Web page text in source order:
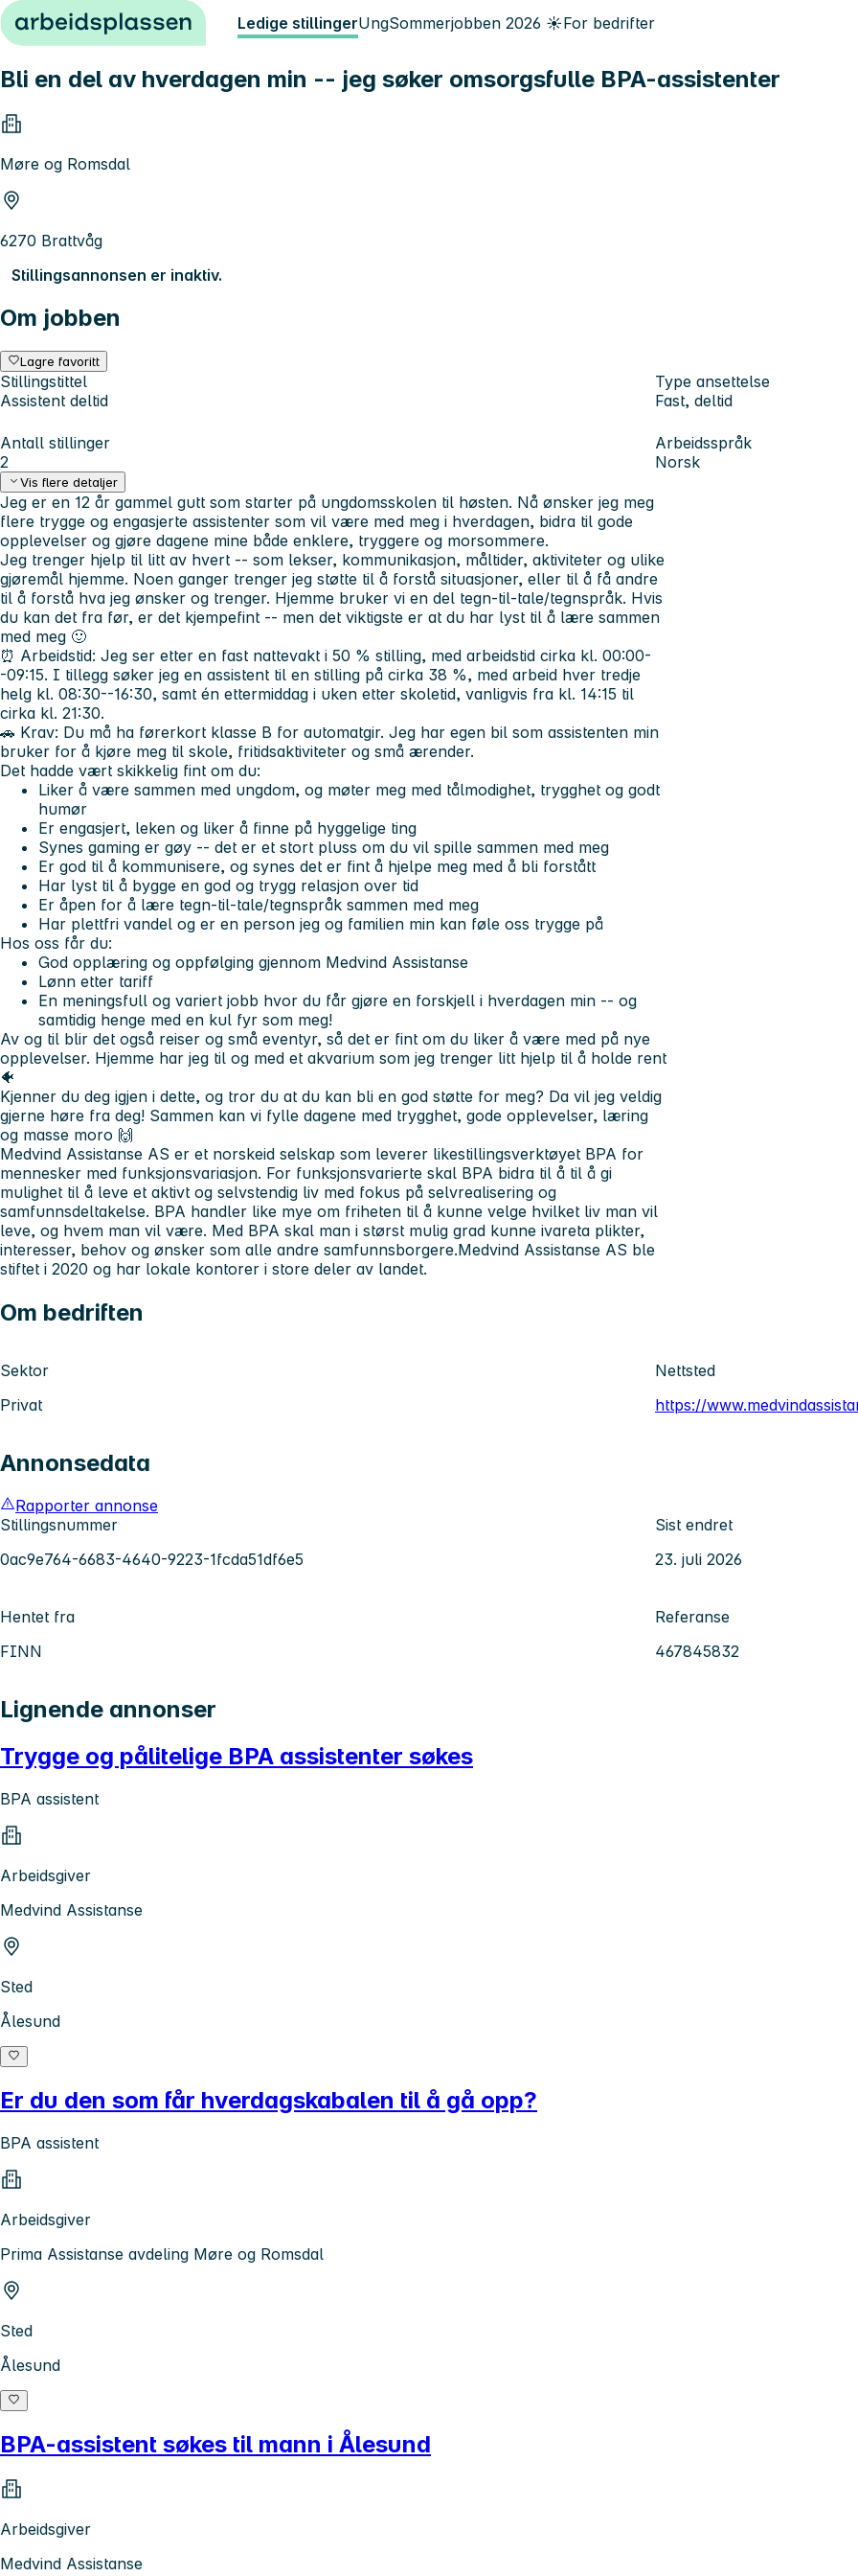
Hopp til innhold Ledige stillingerUngSommerjobben 2026 ☀️For bedrifter
Bli en del av hverdagen min -- jeg søker omsorgsfulle BPA-assistenter
Møre og Romsdal
6270 Brattvåg
Stillingsannonsen er inaktiv.
Om jobben
Lagre favoritt
Stillingstittel
Assistent deltid
Type ansettelse
Fast, deltid
Antall stillinger
2
Arbeidsspråk
Norsk
Vis flere detaljer
Jeg er en 12 år gammel gutt som starter på ungdomsskolen til høsten. Nå ønsker jeg meg
flere trygge og engasjerte assistenter som vil være med meg i hverdagen, bidra til gode
opplevelser og gjøre dagene mine både enklere, tryggere og morsommere.
Jeg trenger hjelp til litt av hvert -- som lekser, kommunikasjon, måltider, aktiviteter og ulike
gjøremål hjemme. Noen ganger trenger jeg støtte til å forstå situasjoner, eller til å få andre
til å forstå hva jeg ønsker og trenger. Hjemme bruker vi en del tegn-til-tale/tegnspråk. Hvis
du kan det fra før, er det kjempefint -- men det viktigste er at du har lyst til å lære sammen
med meg 🙂
⏰ Arbeidstid: Jeg ser etter en fast nattevakt i 50 % stilling, med arbeidstid cirka kl. 00:00-
-09:15. I tillegg søker jeg en assistent til en stilling på cirka 38 %, med arbeid hver tredje
helg kl. 08:30--16:30, samt én ettermiddag i uken etter skoletid, vanligvis fra kl. 14:15 til
cirka kl. 21:30.
🚗 Krav: Du må ha førerkort klasse B for automatgir. Jeg har egen bil som assistenten min
bruker for å kjøre meg til skole, fritidsaktiviteter og små ærender.
Det hadde vært skikkelig fint om du:
Liker å være sammen med ungdom, og møter meg med tålmodighet, trygghet og godt
humør
Er engasjert, leken og liker å finne på hyggelige ting
Synes gaming er gøy -- det er et stort pluss om du vil spille sammen med meg
Er god til å kommunisere, og synes det er fint å hjelpe meg med å bli forstått
Har lyst til å bygge en god og trygg relasjon over tid
Er åpen for å lære tegn-til-tale/tegnspråk sammen med meg
Har plettfri vandel og er en person jeg og familien min kan føle oss trygge på
Hos oss får du:
God opplæring og oppfølging gjennom Medvind Assistanse
Lønn etter tariff
En meningsfull og variert jobb hvor du får gjøre en forskjell i hverdagen min -- og
samtidig henge med en kul fyr som meg!
Av og til blir det også reiser og små eventyr, så det er fint om du liker å være med på nye
opplevelser. Hjemme har jeg til og med et akvarium som jeg trenger litt hjelp til å holde rent
🐠
Kjenner du deg igjen i dette, og tror du at du kan bli en god støtte for meg? Da vil jeg veldig
gjerne høre fra deg! Sammen kan vi fylle dagene med trygghet, gode opplevelser, læring
og masse moro 🙌
Medvind Assistanse AS er et norskeid selskap som leverer likestillingsverktøyet BPA for
mennesker med funksjonsvariasjon. For funksjonsvarierte skal BPA bidra til å til å gi
mulighet til å leve et aktivt og selvstendig liv med fokus på selvrealisering og
samfunnsdeltakelse. BPA handler like mye om friheten til å kunne velge hvilket liv man vil
leve, og hvem man vil være. Med BPA skal man i størst mulig grad kunne ivareta plikter,
interesser, behov og ønsker som alle andre samfunnsborgere.Medvind Assistanse AS ble
stiftet i 2020 og har lokale kontorer i store deler av landet.
Om bedriften
Sektor
Privat
Nettsted
https://
Annonsedata
Rapporter annonse
Stillingsnummer
0ac9e764-6683-4640-9223-1fcda51df6e5
Sist endret
23. juli 2026
Hentet fra
FINN
Referanse
467845832
Lignende annonser
Trygge og pålitelige BPA assistenter søkes
BPA assistent
Arbeidsgiver
Medvind Assistanse
Sted
Ålesund
Er du den som får hverdagskabalen til å gå opp?
BPA assistent
Arbeidsgiver
Prima Assistanse avdeling Møre og Romsdal
Sted
Ålesund
BPA-assistent søkes til mann i Ålesund
Arbeidsgiver
Medvind Assistanse